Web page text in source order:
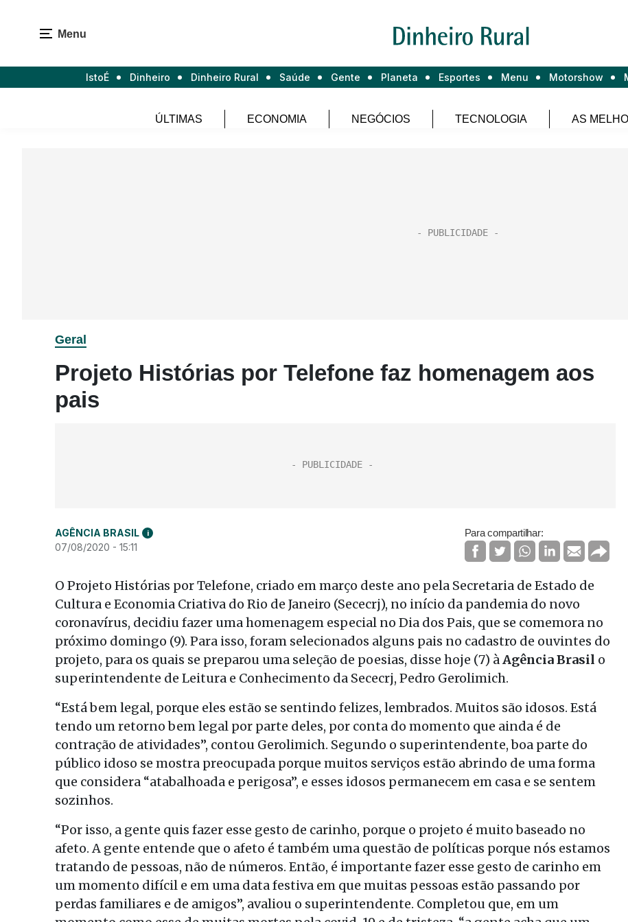
Menu
IstoÉ Dinheiro Dinheiro Rural Saúde Gente Planeta Esportes Menu Motorshow
ÚLTIMAS ECONOMIA NEGÓCIOS TECNOLOGIA AS
Geral
Projeto Histórias por Telefone faz homenagem aos
pais
AGÊNCIA BRASIL i
07/08/2020 - 15:11
Para compartilhar:
O Projeto Histórias por Telefone, criado em março deste ano pela Secretaria de Estado de
Cultura e Economia Criativa do Rio de Janeiro (Sececrj), no início da pandemia do novo
coronavírus, decidiu fazer uma homenagem especial no Dia dos Pais, que se comemora no
próximo domingo (9). Para isso, foram selecionados alguns pais no cadastro de ouvintes do
projeto, para os quais se preparou uma seleção de poesias, disse hoje (7) àAgência Brasil o
superintendente de Leitura e Conhecimento da Sececrj, Pedro Gerolimich.
“Está bem legal, porque eles estão se sentindo felizes, lembrados. Muitos são idosos. Está
tendo um retorno bem legal por parte deles, por conta do momento que ainda é de
contração de atividades”, contou Gerolimich. Segundo o superintendente, boa parte do
público idoso se mostra preocupada porque muitos serviços estão abrindo de uma forma
que considera “atabalhoada e perigosa”, e esses idosos permanecem em casa e se sentem
sozinhos.
“Por isso, a gente quis fazer esse gesto de carinho, porque o projeto é muito baseado no
afeto. A gente entende que o afeto é também uma questão de políticas porque nós estamos
tratando de pessoas, não de números. Então, é importante fazer esse gesto de carinho em
um momento difícil e em uma data festiva em que muitas pessoas estão passando por
perdas familiares e de amigos”, avaliou o superintendente. Completou que, em um